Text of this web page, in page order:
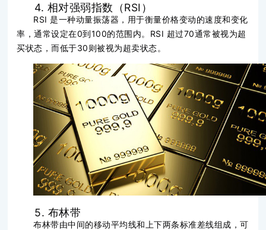
4. 相对强弱指数（RSI）
RSI 是一种动量振荡器，用于衡量价格变动的速度和变化
率，通常设定在0到100的范围内。RSI 超过70通常被视为超
买状态，而低于30则被视为超卖状态。
5. 布林带
布林带由中间的移动平均线和上下两条标准差线组成，可